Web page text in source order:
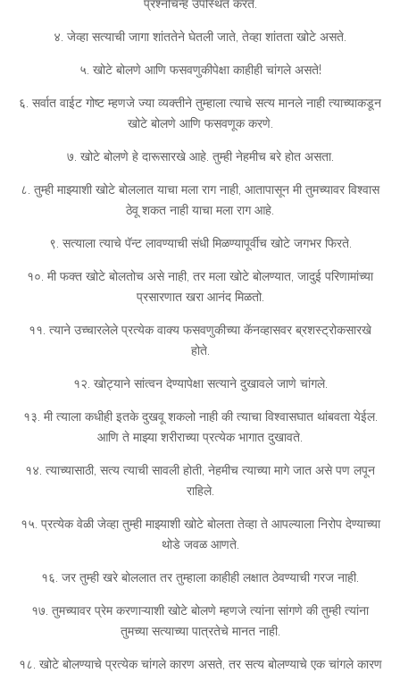
प्रश्नचिन्ह उपस्थित करते.
४. जेव्हा सत्याची जागा शांततेने घेतली जाते, तेव्हा शांतता खोटे असते.
५. खोटे बोलणे आणि फसवणुकीपेक्षा काहीही चांगले असते!
६. सर्वात वाईट गोष्ट म्हणजे ज्या व्यक्तीने तुम्हाला त्याचे सत्य मानले नाही त्याच्याकडून
खोटे बोलणे आणि फसवणूक करणे.
७. खोटे बोलणे हे दारूसारखे आहे. तुम्ही नेहमीच बरे होत असता.
८. तुम्ही माझ्याशी खोटे बोललात याचा मला राग नाही, आतापासून मी तुमच्यावर विश्वास
ठेवू शकत नाही याचा मला राग आहे.
९. सत्याला त्याचे पॅन्ट लावण्याची संधी मिळण्यापूर्वीच खोटे जगभर फिरते.
१०. मी फक्त खोटे बोलतोच असे नाही, तर मला खोटे बोलण्यात, जादुई परिणामांच्या
प्रसारणात खरा आनंद मिळतो.
११. त्याने उच्चारलेले प्रत्येक वाक्य फसवणुकीच्या कॅनव्हासवर ब्रशस्ट्रोकसारखे
होते.
१२. खोट्याने सांत्वन देण्यापेक्षा सत्याने दुखावले जाणे चांगले.
१३. मी त्याला कधीही इतके दुखवू शकलो नाही की त्याचा विश्वासघात थांबवता येईल.
आणि ते माझ्या शरीराच्या प्रत्येक भागात दुखावते.
१४. त्याच्यासाठी, सत्य त्याची सावली होती, नेहमीच त्याच्या मागे जात असे पण लपून
राहिले.
१५. प्रत्येक वेळी जेव्हा तुम्ही माझ्याशी खोटे बोलता तेव्हा ते आपल्याला निरोप देण्याच्या
थोडे जवळ आणते.
१६. जर तुम्ही खरे बोललात तर तुम्हाला काहीही लक्षात ठेवण्याची गरज नाही.
१७. तुमच्यावर प्रेम करणाऱ्याशी खोटे बोलणे म्हणजे त्यांना सांगणे की तुम्ही त्यांना
तुमच्या सत्याच्या पात्रतेचे मानत नाही.
१८. खोटे बोलण्याचे प्रत्येक चांगले कारण असते, तर सत्य बोलण्याचे एक चांगले कारण